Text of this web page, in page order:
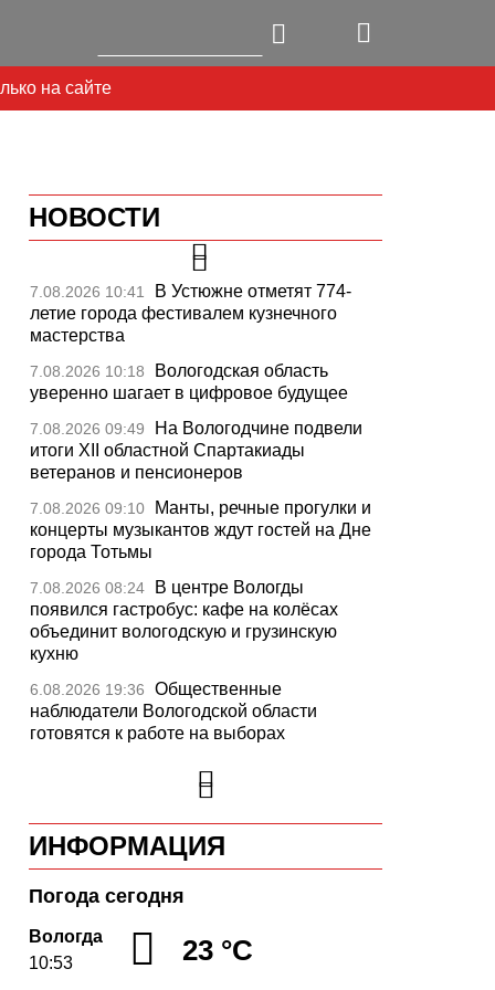
на сайте
НОВОСТИ
7.08.2026 10:41
В Устюжне отметят 774-
летие города фестивалем кузнечного
мастерства
7.08.2026 10:18
Вологодская область
уверенно шагает в цифровое будущее
7.08.2026 09:49
На Вологодчине подвели
итоги XII областной Спартакиады
ветеранов и пенсионеров
7.08.2026 09:10
Манты, речные прогулки и
концерты музыкантов ждут гостей на Дне
города Тотьмы
7.08.2026 08:24
В центре Вологды
появился гастробус: кафе на колёсах
объединит вологодскую и грузинскую
кухню
6.08.2026 19:36
Общественные
наблюдатели Вологодской области
готовятся к работе на выборах
«Дом СВО» в Череповце
за полгода работы обработал около 13
6.08.2026 17:59
В Вологде приступили к
обновлению дорожного полотна на
Петрозаводской
6.08.2026 17:17
открылась для 122 школьников из
Алчевска в Вологодской области
ИНФОРМАЦИЯ
Погода сегодня
Вологда
10:53
23 °C